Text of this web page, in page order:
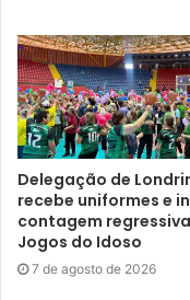
2023, serão 10
municipal, atendendo
período do
Delegação de
recebe uniformes e
contagem
Jogos do Idoso
7 de agosto de 2026